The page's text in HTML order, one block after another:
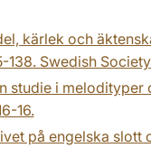
kärlek och
Swedish
studie i
16.
på engelska